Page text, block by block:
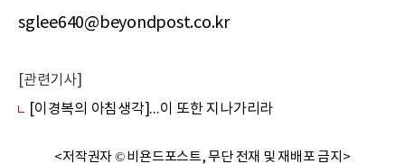
sglee640@beyondpost.co.kr
[관련기사]
[이경복의 아침생각]...이 또한 지나가리라
<저작권자 © 비욘드포스트, 무단 전재 및 재배포 금지>